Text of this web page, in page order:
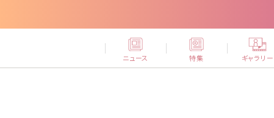
ニュース 特集 ギャラリー